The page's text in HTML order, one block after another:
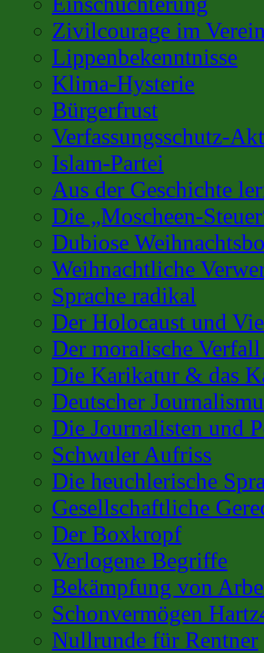
Zivilcourage im
Lippenbekenntnisse
Klima-Hysterie
Bürgerfrust
Verfassungsschutz-
Islam-Partei
Aus der Geschichte
Die „Moscheen-
Dubiose
Weihnachtliche
Sprache radikal
Der Holocaust und
Der moralische
Die Karikatur & das
Deutscher
Die Journalisten und
Schwuler Aufriss
Die heuchlerische
Gesellschaftliche
Der Boxkropf
Verlogene Begriffe
Bekämpfung von
Schonvermögen
Nullrunde für Rentner